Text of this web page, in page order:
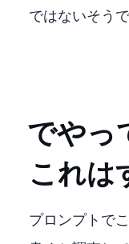
ではないそうで
VisualStudioCode + Cline +
これは
プロンプトで